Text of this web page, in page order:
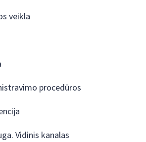
veikla
procedūros
Vidinis kanalas